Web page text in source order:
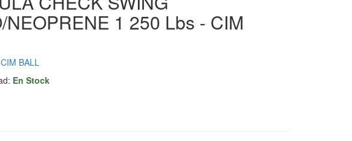
NEOPRENE 1 250 Lbs - CIM
CIM BALL
En Stock